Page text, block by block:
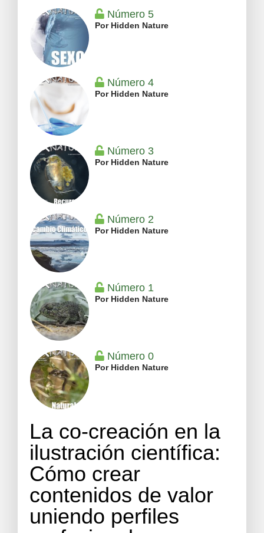
Número 5
Por Hidden Nature
Número 4
Por Hidden Nature
Número 3
Por Hidden Nature
Número 2
Por Hidden Nature
Número 1
Por Hidden Nature
Número 0
Por Hidden Nature
La co-creación en la
ilustración científica:
Cómo crear
contenidos de valor
uniendo perfiles